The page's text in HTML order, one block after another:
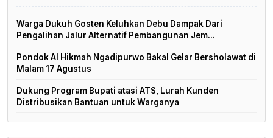
Warga Dukuh Gosten Keluhkan Debu Dampak Dari
Pengalihan Jalur Alternatif Pembangunan Jem...
Pondok Al Hikmah Ngadipurwo Bakal Gelar Bersholawat di
Malam 17 Agustus
Dukung Program Bupati atasi ATS, Lurah Kunden
Distribusikan Bantuan untuk Warganya